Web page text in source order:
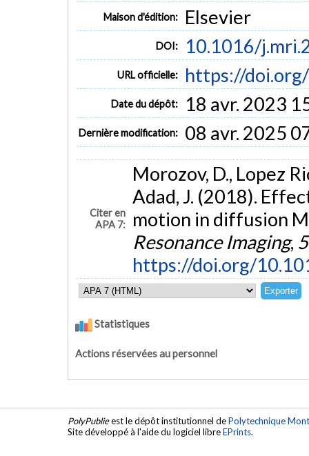
Maison d'édition: Elsevier
DOI: 10.1016/
URL officielle: https://
Date du dépôt: 18 avr. 2023
Dernière modification: 08 avr. 2025
Citer en
APA 7:
Morozov, D., Lopez
Adad, J. (2018).
motion in diffusion
Resonance Imaging,
https://doi.org/
Statistiques
Actions réservées au personnel
PolyPublieest le dépôt institutionnel dePolytechnique
Site développé à l'aide du logiciel libreEPrints.